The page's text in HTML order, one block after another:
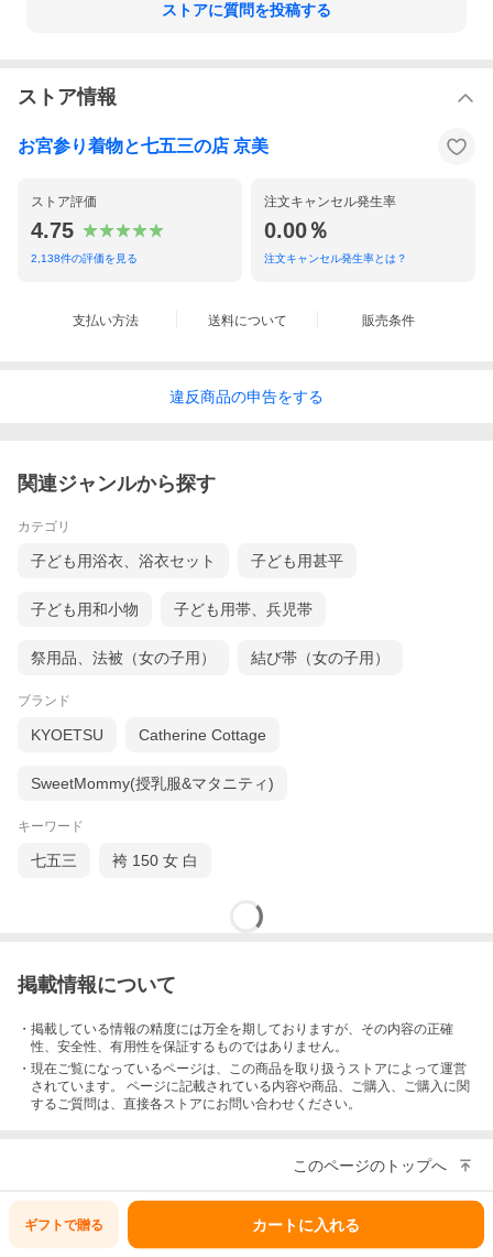
の総疋田柄で裾や袖の一部を黒や緑で染め分けした
上前の柄の出方例です！！
御着物に合わせた長襦袢もセットで御付け致しま
す！！
ストアに質問を投稿する
ストア情報
お宮参り着物と七五三の店 京美
ストア評価
4.75
2,138件の評価を見る
注文キャンセル発生率
0.00％
注文キャンセル発生率とは？
支払い方法 送料について 販売条件
違反商品の申告をする
関連ジャンルから探す
カテゴリ
子ども用浴衣、浴衣セット 子ども用甚平
子ども用和小物 子ども用帯、兵児帯
祭用品、法被（女の子用） 結び帯（女の子用）
ブランド
KYOETSU Catherine Cottage
SweetMommy(授乳服&マタニティ)
キーワード
七五三 袴 150 女 白
掲載情報について
・掲載している情報の精度には万全を期しておりますが、その内容の正確
性、安全性、有用性を保証するものではありません。
・現在ご覧になっているページは、この商品を取り扱うストアによって運営
されています。 ページに記載されている内容や商品、ご購入 、ご購入に関
するご質問は、直接各ストアにお問い合わせください。
このページのトップへ
ギフトで贈る カートに入れる